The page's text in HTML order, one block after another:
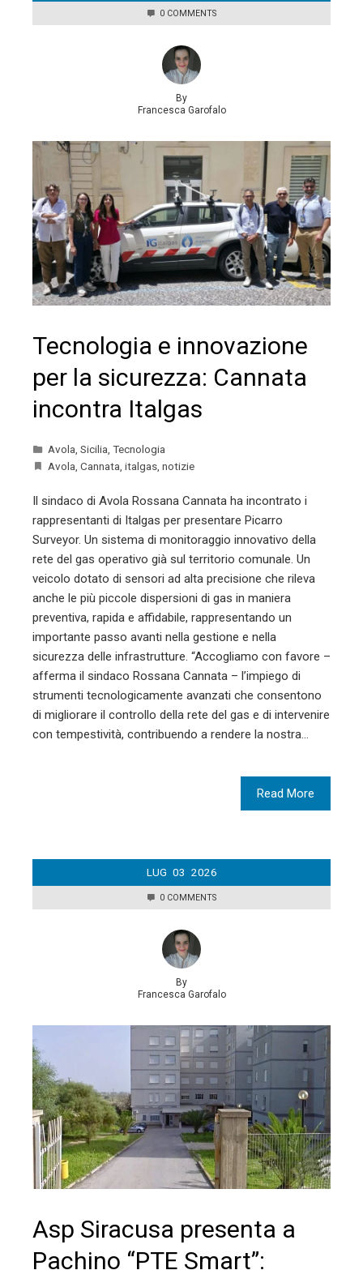
0 COMMENTS
By
Francesca Garofalo
Tecnologia e innovazione
per la sicurezza: Cannata
incontra Italgas
Avola Sicilia Tecnologia
Avola Cannata italgas notizie
Il sindaco di Avola Rossana Cannata ha incontrato i
rappresentanti di Italgas per presentare Picarro
Surveyor. Un sistema di monitoraggio innovativo della
rete del gas operativo già sul territorio comunale. Un
veicolo dotato di sensori ad alta precisione che rileva
anche le più piccole dispersioni di gas in maniera
preventiva, rapida e affidabile, rappresentando un
importante passo avanti nella gestione e nella
sicurezza delle infrastrutture. “Accogliamo con favore –
afferma il sindaco Rossana Cannata – l’impiego di
strumenti tecnologicamente avanzati che consentono
di migliorare il controllo della rete del gas e di intervenire
con tempestività, contribuendo a rendere la nostra…
Read More
LUG 03 2026
0 COMMENTS
By
Francesca Garofalo
Asp Siracusa presenta a
Pachino “PTE Smart”: